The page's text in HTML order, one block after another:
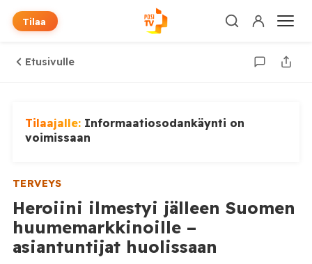
Tilaa
Etusivulle
Tilaajalle: Informaatiosodankäynti on
voimissaan
TERVEYS
Heroiini ilmestyi jälleen Suomen
huumemarkkinoille –
asiantuntijat huolissaan